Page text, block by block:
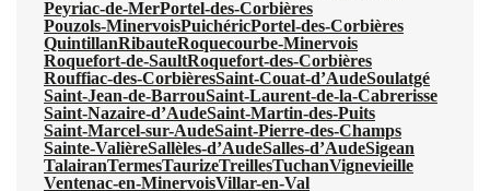
Peyriac-de-MerPortel-des-Corbières
Pouzols-MinervoisPuichéricPortel-des-Corbières
QuintillanRibauteRoquecourbe-Minervois
Roquefort-de-SaultRoquefort-des-Corbières
Rouffiac-des-CorbièresSaint-Couat-d’AudeSoulatgé
Saint-Jean-de-BarrouSaint-Laurent-de-la-Cabrerisse
Saint-Nazaire-d’AudeSaint-Martin-des-Puits
Saint-Marcel-sur-AudeSaint-Pierre-des-Champs
Sainte-ValièreSallèles-d’AudeSalles-d’AudeSigean
TalairanTermesTaurizeTreillesTuchanVignevieille
Ventenac-en-MinervoisVillar-en-Val